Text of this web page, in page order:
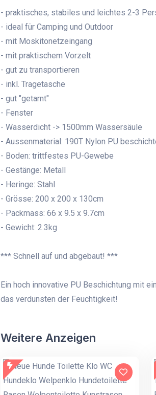
- praktisches, stabiles und leichtes 2-3
- ideal für Camping und Outdoor
- mit Moskitonetzeingang
- mit praktischem Vorzelt
- gut zu transportieren
- inkl. Tragetasche
- gut "getarnt"
- Fenster
- Wasserdicht -> 1500mm Wassersäule​
- Aussenmaterial: 190T Nylon PU
- Boden: trittfestes PU-Gewebe
- Gestänge: Metall
- Heringe: Stahl
- Grösse: 200 x 200 x 130cm
- Packmass: 66 x 9.5 x 9.7cm
- Gewicht: 2.3kg
*** Schnell auf und abgebaut! ***
Ein hoch innovative PU Beschichtung mit
das verdunsten der Feuchtigkeit!
Weitere Anzeigen